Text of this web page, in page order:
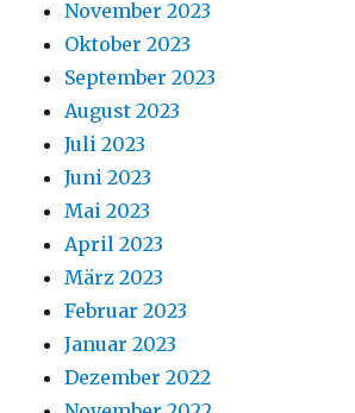
November 2023
Oktober 2023
September 2023
August 2023
Juli 2023
Juni 2023
Mai 2023
April 2023
März 2023
Februar 2023
Januar 2023
Dezember 2022